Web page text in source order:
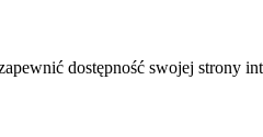
dostępność swojej strony